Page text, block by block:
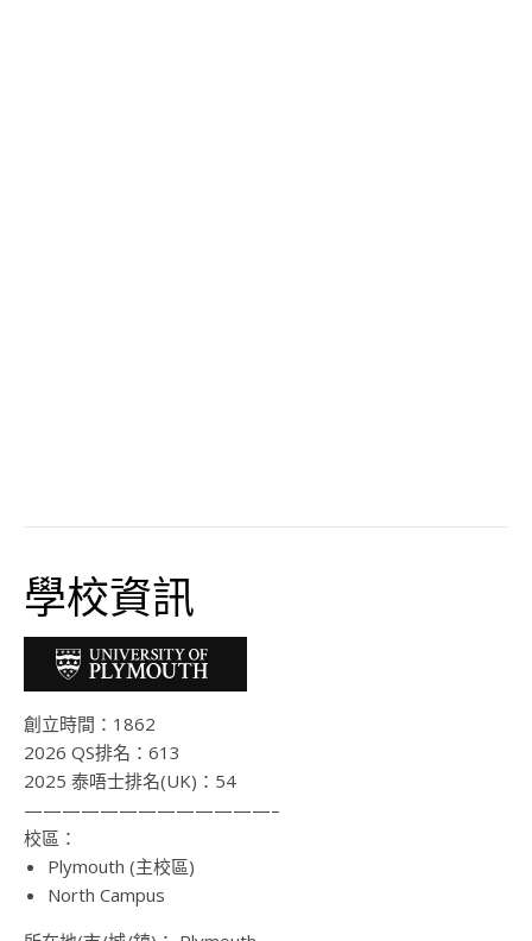
學校資訊
創立時間： 1862
2026 QS排名： 613
2025 泰唔士排名(UK)：54
—————————————–
校區：
Plymouth (主校區)
North Campus